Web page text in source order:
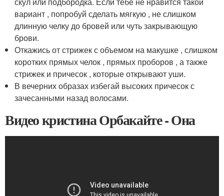
вариант , попробуй сделать мягкую , не слишком
длинную челку до бровей или чуть закрывающую
брови.
Откажись от стрижек с объемом на макушке , слишком
коротких прямых челок , прямых проборов , а также
стрижек и причесок , которые открывают уши.
В вечерних образах избегай высоких причесок с
зачесанными назад волосами.
Видео кристина Орбакайте - Она